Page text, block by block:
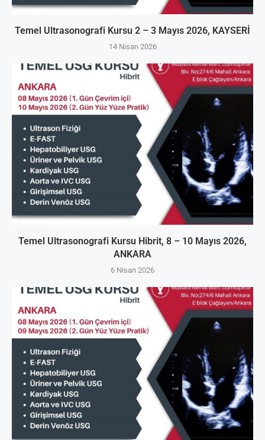
Temel Ultrasonografi Kursu 2 – 3 Mayıs 2026, KAYSERİ
14 Nisan 2026
Temel Ultrasonografi Kursu Hibrit, 8 – 10 Mayıs 2026,
ANKARA
6 Nisan 2026